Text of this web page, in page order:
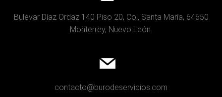
Bulevar Díaz Ordaz 140 Piso 20, Col, Santa María, 64650
Monterrey, Nuevo León.
contacto@burodeservicios.com